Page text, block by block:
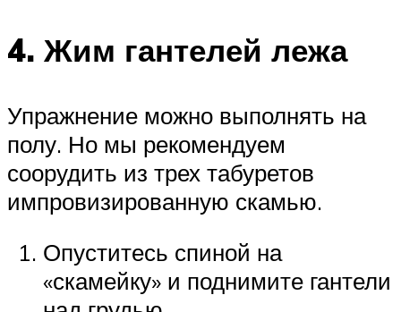
4. Жим гантелей лежа
Упражнение можно выполнять на
полу. Но мы рекомендуем
соорудить из трех табуретов
импровизированную скамью.
Опуститесь спиной на
«скамейку» и поднимите гантели